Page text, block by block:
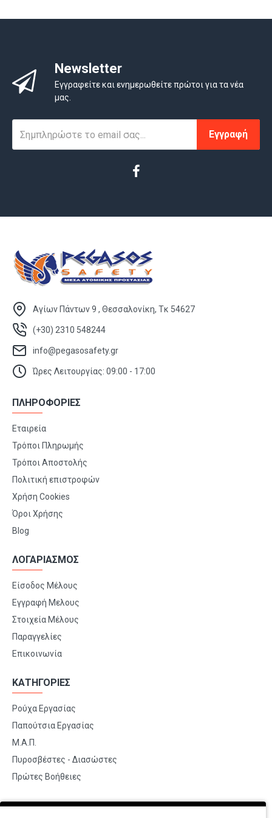
Newsletter
Εγγραφείτε και ενημερωθείτε πρώτοι για τα νέα
μας.
Εγγραφή
Αγίων Πάντων 9 , Θεσσαλονίκη, Τκ 54627
(+30) 2310 548244
info@pegasosafety.gr
Ώρες Λειτουργίας: 09:00 - 17:00
ΠΛΗΡΟΦΟΡΙΕΣ
Εταιρεία
Τρόποι Πληρωμής
Τρόποι Αποστολής
Πολιτική επιστροφών
Χρήση Cookies
Όροι Χρήσης
Blog
ΛΟΓΑΡΙΑΣΜΟΣ
Είσοδος Μέλους
Εγγραφή Μελους
Στοιχεία Μέλους
Παραγγελίες
Επικοινωνία
ΚΑΤΗΓΟΡΙΕΣ
Ρούχα Εργασίας
Παπούτσια Εργασίας
Μ.Α.Π.
Πυροσβέστες - Διασώστες
Πρώτες Βοήθειες
BRANDS